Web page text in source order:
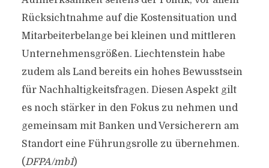
Rücksichtnahme auf die Kostensituation und
Mitarbeiterbelange bei kleinen und mittleren
Unternehmensgrößen. Liechtenstein habe
zudem als Land bereits ein hohes Bewusstsein
für Nachhaltigkeitsfragen. Diesen Aspekt gilt
es noch stärker in den Fokus zu nehmen und
gemeinsam mit Banken und Versicherern am
Standort eine Führungsrolle zu übernehmen.
(DFPA/mb1)